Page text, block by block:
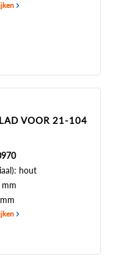
VOOR 21-104
hout
mm